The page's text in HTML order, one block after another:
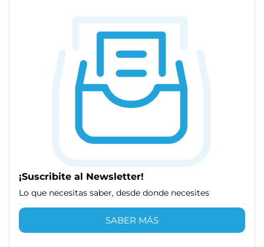
¡Suscribite al Newsletter!
Lo que necesitas saber, desde donde necesites
SABER MÁS